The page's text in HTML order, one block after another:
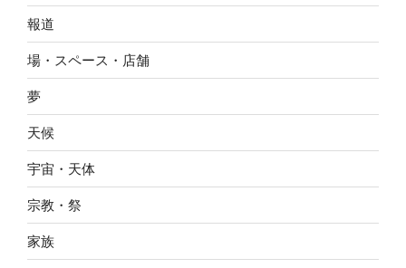
報道
場・スペース・店舗
夢
天候
宇宙・天体
宗教・祭
家族